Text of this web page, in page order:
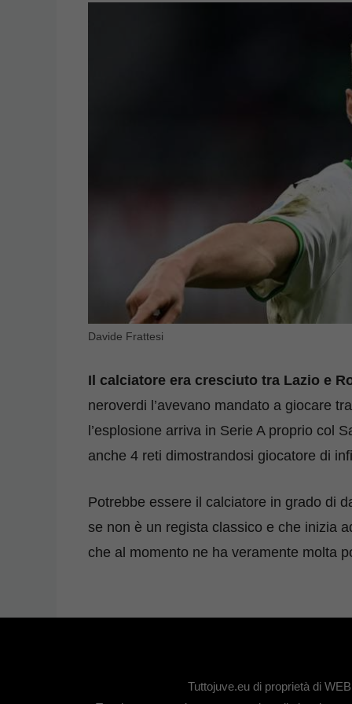
Davide Frattesi
Il calciatore era cresciuto tra Lazio e
neroverdi l’avevano mandato a giocare
l’esplosione arriva in Serie A proprio col
anche 4 reti dimostrandosi giocatore di
Potrebbe essere il calciatore in grado di
se non è un regista classico e che inizia
che al momento ne ha veramente molta
Tuttojuve.eu di proprietà di